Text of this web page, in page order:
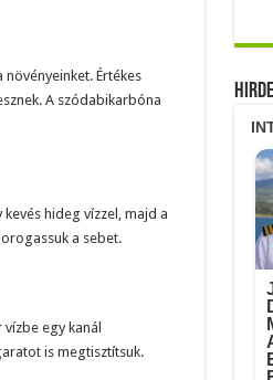
Értékes
A szódabikarbóna
hideg vízzel, majd a
a sebet.
egy kanál
is megtisztítsuk.